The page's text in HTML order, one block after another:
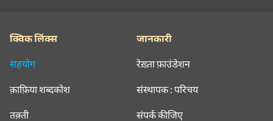
क्विक लिंक्स
सहयोग
क़ाफ़िया शब्दकोश
तक़्ती
जानकारी
रेख़्ता फ़ाउंडेशन
संस्थापक : परिचय
संपर्क कीजिए